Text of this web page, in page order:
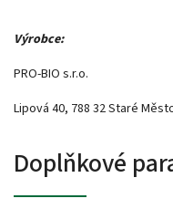
Výrobce:
PRO-BIO s.r.o.
Lipová 40, 788 32 Staré
Doplňkové